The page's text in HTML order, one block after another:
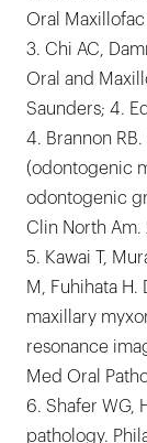
Oral
3. Chi AC,
Oral and
Saunders; 4.
4. Brannon
(odontogenic
odontogenic
Clin North Am.
5. Kawai T,
M, Fuhihata
maxillary
resonance
Med Oral
6. Shafer WG,
pathology.